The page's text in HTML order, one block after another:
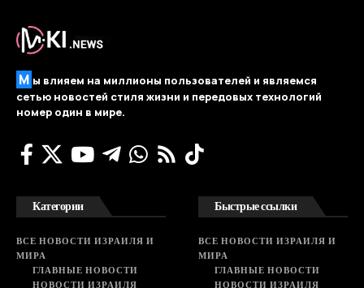
М ы влияем на миллионы пользователей и являемся
сетью новостей стиля жизни и передовых технологий
номер один в мире.
Категории
ВСЕ НОВОСТИ ИЗРАИЛЯ И
МИРА
ГЛАВНЫЕ НОВОСТИ
НОВОСТИ ИЗРАИЛЯ
Быстрые ссылки
ВСЕ НОВОСТИ ИЗРАИЛЯ И
МИРА
ГЛАВНЫЕ НОВОСТИ
НОВОСТИ ИЗРАИЛЯ